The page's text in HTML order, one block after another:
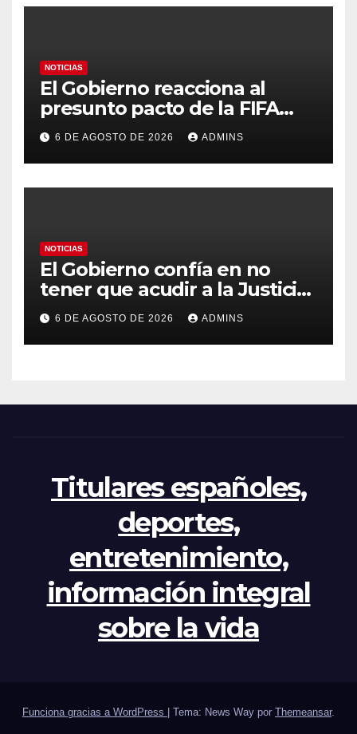
NOTICIAS
El Gobierno reacciona al
presunto pacto de la FIFA
con Marruecos para acoger la
final del Mundial 2030:
«Tiene que ser en España»
6 DE AGOSTO DE 2026 ADMINS
NOTICIAS
El Gobierno confía en no
tener que acudir a la Justicia
por el reparto de menores
mientras el PP pide la
apertura del Congreso por la
6 DE AGOSTO DE 2026 ADMINS
Titulares españoles,
deportes,
entretenimiento,
información integral
sobre la vida
Funciona gracias a WordPress Tema: News Way por Themeansar.